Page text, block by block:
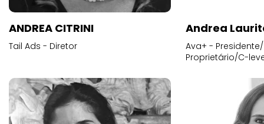
ANDREA CITRINI
Tail Ads - Diretor
Andrea
Ava+ -
Proprietário/C-